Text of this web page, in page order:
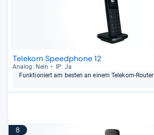
Telekom Speedphone 12
Ana­log: Nein
IP: Ja
Funk­tio­niert am bes­ten an einem Tele­kom-​Rou­ter
8